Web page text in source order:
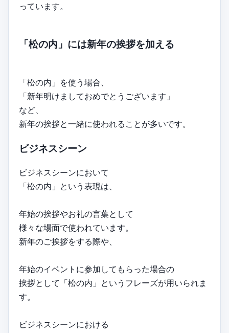
っています。
「松の内」には新年の挨拶を加える
「松の内」を使う場合、
「新年明けましておめでとうございます」
など、
新年の挨拶と一緒に使われることが多いです。
ビジネスシーン
ビジネスシーンにおいて
「松の内」という表現は、
年始の挨拶やお礼の言葉として
様々な場面で使われています。
新年のご挨拶をする際や、
年始のイベントに参加してもらった場合の
挨拶として「松の内」というフレーズが用いられま
す。
ビジネスシーンにおける